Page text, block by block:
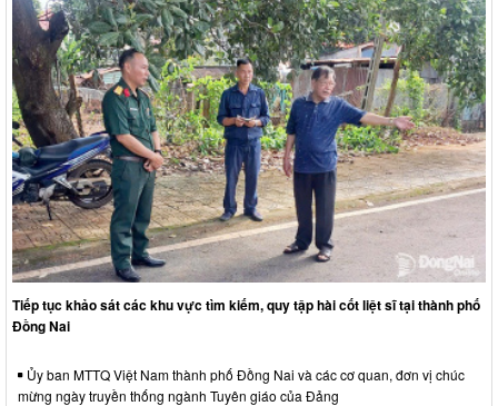
Tiếp tục khảo sát các khu vực tìm kiếm, quy tập hài cốt liệt sĩ tại thành phố
Đồng Nai
Ủy ban MTTQ Việt Nam thành phố Đồng Nai và các cơ quan, đơn vị chúc
mừng ngày truyền thống ngành Tuyên giáo của Đảng